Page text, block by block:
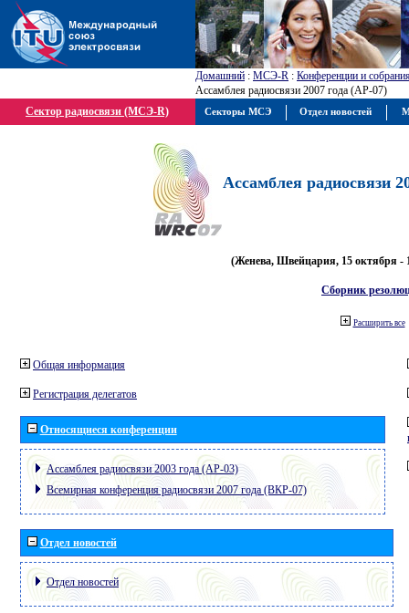
Домашний : МСЭ-R : Конференции и
Ассамблея радиосвязи 2007 года (АР-07)
Сектор радиосвязи (МСЭ-R)
Ассамблея радиосвязи
(Женева, Швейцария, 15 октября -
Сборник
Расширить все
Общая информация
Регистрация делегатов
Относящиеся конференции
Ассамблея радиосвязи 2003 года (АР-03)
Всемирная конференция радиосвязи 2007 года (ВКР-07)
Отдел новостей
Отдел новостей
Секторы МСЭ Отдел новостей